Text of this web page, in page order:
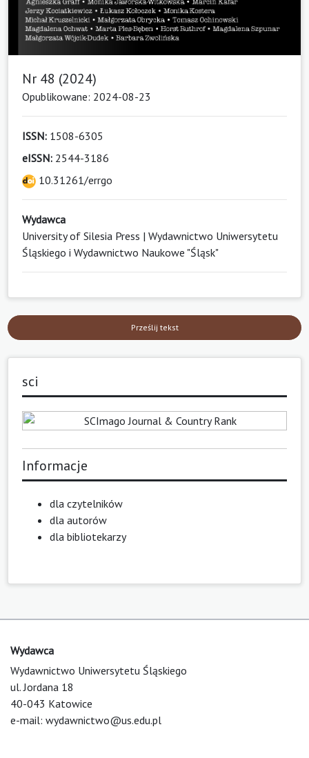
Nr 48 (2024)
Opublikowane: 2024-08-23
ISSN: 1508-6305
eISSN: 2544-3186
10.31261/errgo
Wydawca
University of Silesia Press | Wydawnictwo Uniwersytetu
Śląskiego i Wydawnictwo Naukowe "Śląsk"
Prześlij tekst
sci
Informacje
dla czytelników
dla autorów
dla bibliotekarzy
Wydawca
Wydawnictwo Uniwersytetu Śląskiego
ul. Jordana 18
40-043 Katowice
e-mail: wydawnictwo@us.edu.pl